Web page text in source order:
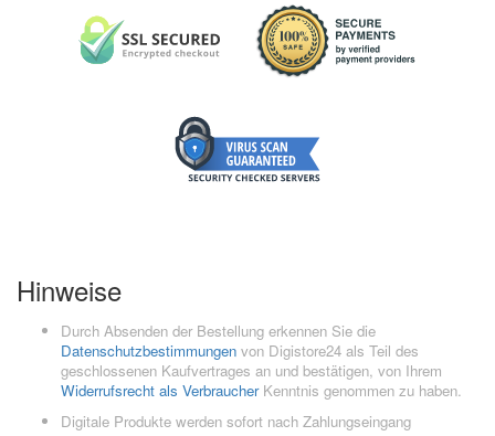
Hinweise
Durch Absenden der Bestellung erkennen Sie die
Datenschutzbestimmungen von Digistore24 als Teil des
geschlossenen Kaufvertrages an und bestätigen, von Ihrem
Widerrufsrecht als VerbraucherKenntnis genommen zu haben.
Digitale Produkte werden sofort nach Zahlungseingang